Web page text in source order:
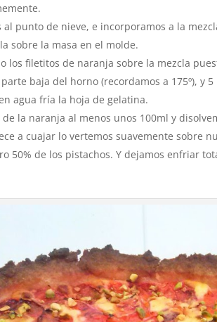
al punto de nieve, e incorporamos a la
sobre la masa en el molde.
los filetitos de naranja sobre la mezcla
baja del horno (recordamos a 175º), y
agua fría la hoja de gelatina.
de la naranja al menos unos 100ml y
a cuajar lo vertemos suavemente sobre
50% de los pistachos. Y dejamos enfriar